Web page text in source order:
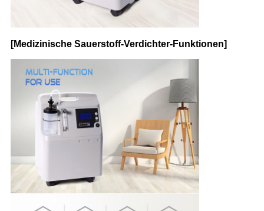
[Medizinische Sauerstoff-Verdichter-Funktionen]